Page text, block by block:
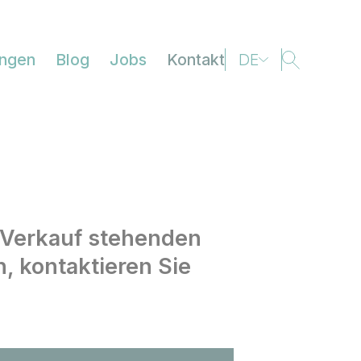
DE
Blog Jobs Kontakt
stehenden
kontaktieren Sie